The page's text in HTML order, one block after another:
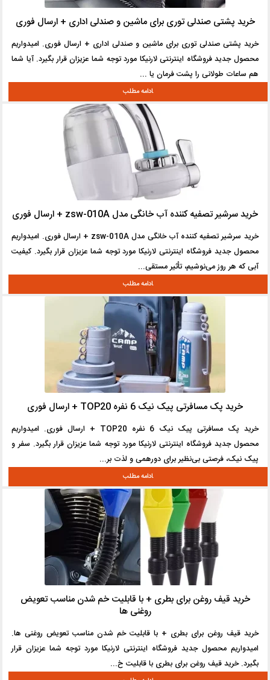
خرید پشتی صندلی توری برای ماشین و صندلی اداری + ارسال فوری
خرید پشتی صندلی توری برای ماشین و صندلی اداری + ارسال فوری. امیدواریم
محصول جدید فروشگاه اینترنتی لارنیکا مورد توجه شما عزیزان قرار بگیرد. آیا شما
هم ساعات طولانی را پشت فرمان یا ...
خرید سرشیر تصفیه کننده آب خانگی مدل zsw-010A + ارسال فوری
خرید سرشیر تصفیه کننده آب خانگی مدل zsw-010A + ارسال فوری. امیدواریم
محصول جدید فروشگاه اینترنتی لارنیکا مورد توجه شما عزیزان قرار بگیرد. کیفیت
آبی که هر روز می‌نوشیم، تأثیر مستقی...
خرید پک مسافرتی پیک نیک 6 نفره TOP20 + ارسال فوری
خرید پک مسافرتی پیک نیک 6 نفره TOP20 + ارسال فوری. امیدواریم
محصول جدید فروشگاه اینترنتی لارنیکا مورد توجه شما عزیزان قرار بگیرد. سفر و
پیک نیک، فرصتی بی‌نظیر برای دورهمی و لذت بر...
خرید قیف روغن برای بطری + با قابلیت خم شدن مناسب تعویض
روغنی ها
خرید قیف روغن برای بطری + با قابلیت خم شدن مناسب تعویض روغنی ها.
امیدواریم محصول جدید فروشگاه اینترنتی لارنیکا مورد توجه شما عزیزان قرار
بگیرد. خرید قیف روغن برای بطری با قابلیت خ...